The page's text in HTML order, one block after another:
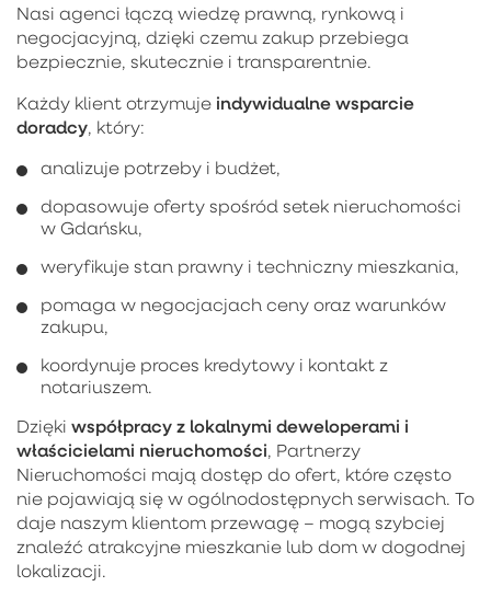
Nasi agenci łączą wiedzę prawną, rynkową i
negocjacyjną, dzięki czemu zakup przebiega
bezpiecznie, skutecznie i transparentnie.
Każdy klient otrzymuje indywidualne wsparcie
doradcy, który:
analizuje potrzeby i budżet,
dopasowuje oferty spośród setek nieruchomości
w Gdańsku,
weryfikuje stan prawny i techniczny mieszkania,
pomaga w negocjacjach ceny oraz warunków
zakupu,
koordynuje proces kredytowy i kontakt z
notariuszem.
Dzięki współpracy z lokalnymi deweloperami i
właścicielami nieruchomości, Partnerzy
Nieruchomości mają dostęp do ofert, które często
nie pojawiają się w ogólnodostępnych serwisach. To
daje naszym klientom przewagę – mogą szybciej
znaleźć atrakcyjne mieszkanie lub dom w dogodnej
lokalizacji.